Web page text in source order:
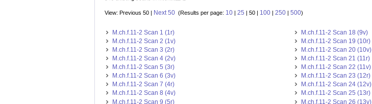
View: Previous 50 | Next 50 (Results per page: 10 25 | 50 | 100 250 500)
M.ch.f.11-2 Scan 1 (1r)
M.ch.f.11-2 Scan 2 (1v)
M.ch.f.11-2 Scan 3 (2r)
M.ch.f.11-2 Scan 4 (2v)
M.ch.f.11-2 Scan 5 (3r)
M.ch.f.11-2 Scan 6 (3v)
M.ch.f.11-2 Scan 7 (4r)
M.ch.f.11-2 Scan 8 (4v)
M.ch.f.11-2 Scan 9 (5r)
M.ch.f.11-2 Scan 18 (9v)
M.ch.f.11-2 Scan 19 (10r)
M.ch.f.11-2 Scan 20 (10v)
M.ch.f.11-2 Scan 21 (11r)
M.ch.f.11-2 Scan 22 (11v)
M.ch.f.11-2 Scan 23 (12r)
M.ch.f.11-2 Scan 24 (12v)
M.ch.f.11-2 Scan 25 (13r)
M.ch.f.11-2 Scan 26 (13v)